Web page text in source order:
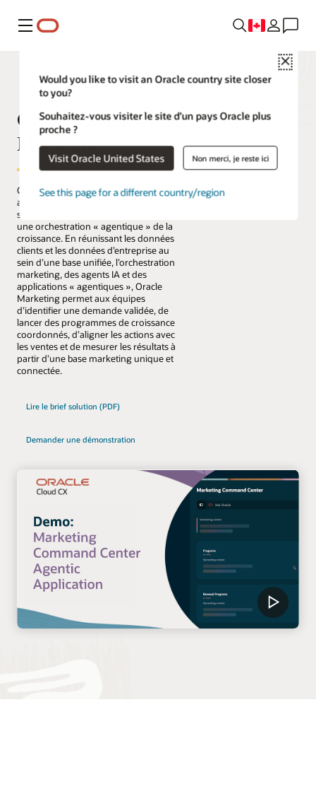
Menu
Close
Would you like to visit an Oracle country site closer
to you?
Souhaitez-vous visiter le site d’un pays Oracle plus
proche ?
Visit Oracle United States Non merci, je reste ici
See this page for a different country/region
Oracle Fusion Cloud
Marketing
Oracle Fusion Cloud Marketing permet
aux organisations d’évoluer d’une
simple exécution de campagnes vers
une orchestration « agentique » de la
croissance. En réunissant les données
clients et les données d’entreprise au
sein d’une base unifiée, l’orchestration
marketing, des agents IA et des
applications « agentiques », Oracle
Marketing permet aux équipes
d’identifier une demande validée, de
lancer des programmes de croissance
coordonnés, d’aligner les actions avec
les ventes et de mesurer les résultats à
partir d’une base marketing unique et
connectée.
Lire le brief solution (PDF)
Demander une démonstration